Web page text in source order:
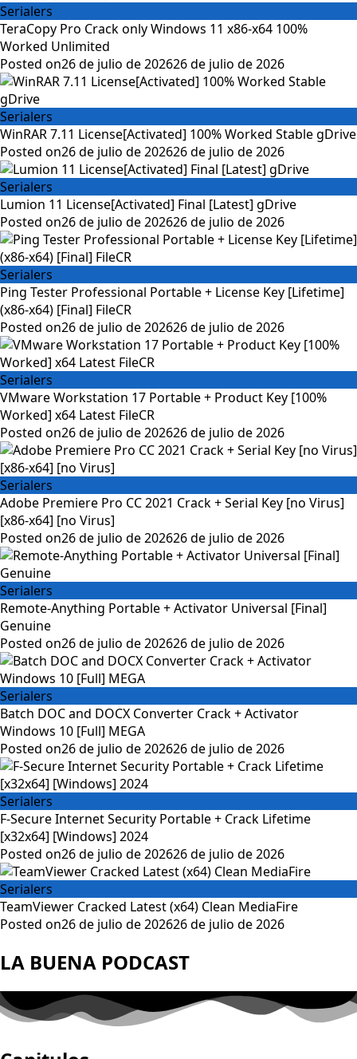
Serialers
TeraCopy Pro Crack only Windows 11 x86-x64 100%
Worked Unlimited
Posted on26 de julio de 202626 de julio de 2026
Serialers
WinRAR 7.11 License[Activated] 100% Worked Stable gDrive
Posted on26 de julio de 202626 de julio de 2026
Serialers
Lumion 11 License[Activated] Final [Latest] gDrive
Posted on26 de julio de 202626 de julio de 2026
Serialers
Ping Tester Professional Portable + License Key [Lifetime]
(x86-x64) [Final] FileCR
Posted on26 de julio de 202626 de julio de 2026
Serialers
VMware Workstation 17 Portable + Product Key [100%
Worked] x64 Latest FileCR
Posted on26 de julio de 202626 de julio de 2026
Serialers
Adobe Premiere Pro CC 2021 Crack + Serial Key [no Virus]
[x86-x64] [no Virus]
Posted on26 de julio de 202626 de julio de 2026
Serialers
Remote-Anything Portable + Activator Universal [Final]
Genuine
Posted on26 de julio de 202626 de julio de 2026
Serialers
Batch DOC and DOCX Converter Crack + Activator
Windows 10 [Full] MEGA
Posted on26 de julio de 202626 de julio de 2026
Serialers
F-Secure Internet Security Portable + Crack Lifetime
[x32x64] [Windows] 2024
Posted on26 de julio de 202626 de julio de 2026
Serialers
TeamViewer Cracked Latest (x64) Clean MediaFire
Posted on26 de julio de 202626 de julio de 2026
LA BUENA PODCAST